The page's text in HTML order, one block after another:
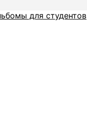
для студентов